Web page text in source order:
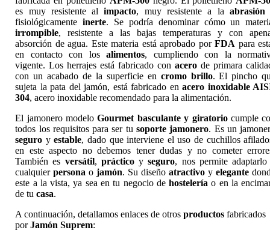
es muy resistente alimpacto, muy resistente a la abrasión
fisiológicamenteinerte. Se podría denominar cómo un
irrompible, resistente a las bajas temperaturas y con
absorción de agua. Este materia está aprobado porFDA para
en contacto con losalimentos, cumpliendo con la
vigente. Los herrajes está fabricado conacero de primara
con un acabado de la superficie en cromo brillo. El pincho
sujeta la pata del jamón, está fabricado enacero inoxidable
304, acero inoxidable recomendado para la alimentación.
El jamonero modeloGourmet basculante y giratoriocumple
todos los requisitos para ser tusoporte jamonero. Es un
seguro yestable, dado que interviene el uso de cuchillos
en este aspecto no debemos tener dudas y no cometer
También es versátil, prácticoyseguro, nos permite adaptarlo
cualquierpersona ojamón. Su diseñoatractivo yelegante
este a la vista, ya sea en tu negocio dehostelería o en la
de tucasa.
A continuación, detallamos enlaces de otrosproductos fabricados
porJamón Suprem: